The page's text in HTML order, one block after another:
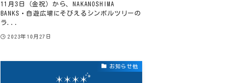
11月3日（金祝）から、NAKANOSHIMA
BANKS・自遊広場にそびえるシンボルツリーの
ラ...
2023年10月27日
お知らせ他